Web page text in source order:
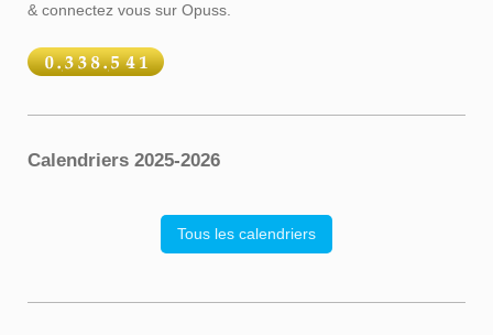
& connectez vous sur Opuss.
Calendriers 2025-2026
Tous les calendriers